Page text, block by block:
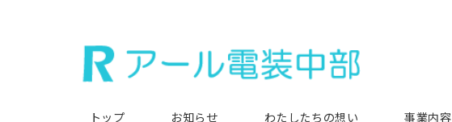
トップ お知らせ わたしたちの想い 事業内容